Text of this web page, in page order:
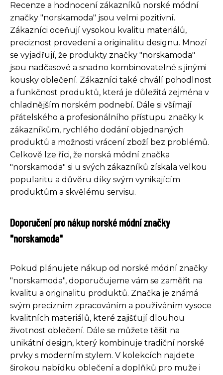
Recenze a hodnocení zákazníků norské módní
značky "norskamoda" jsou velmi pozitivní.
Zákazníci oceňují vysokou kvalitu materiálů,
preciznost provedení a originalitu designu. Mnozí
se vyjadřují, že produkty značky "norskamoda"
jsou nadčasové a snadno kombinovatelné s jinými
kousky oblečení. Zákazníci také chválí pohodlnost
a funkčnost produktů, která je důležitá zejména v
chladnějším norském podnebí. Dále si všímají
přátelského a profesionálního přístupu značky k
zákazníkům, rychlého dodání objednaných
produktů a možnosti vrácení zboží bez problémů.
Celkově lze říci, že norská módní značka
"norskamoda" si u svých zákazníků získala velkou
popularitu a důvěru díky svým vynikajícím
produktům a skvělému servisu.
Doporučení pro nákup norské módní značky
"norskamoda"
Pokud plánujete nákup od norské módní značky
"norskamoda", doporučujeme vám se zaměřit na
kvalitu a originalitu produktů. Značka je známá
svým precizním zpracováním a používáním vysoce
kvalitních materiálů, které zajišťují dlouhou
životnost oblečení. Dále se můžete těšit na
unikátní design, který kombinuje tradiční norské
prvky s moderním stylem. V kolekcích najdete
širokou nabídku oblečení a doplňků pro muže i